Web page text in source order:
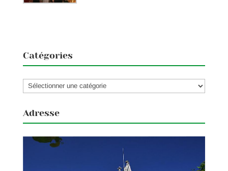
Catégories
Catégories
Adresse